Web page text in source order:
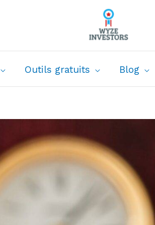
Outils gratuits Blog